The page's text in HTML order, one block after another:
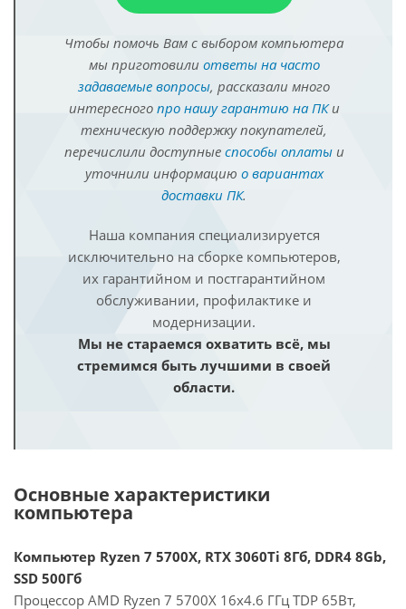
Чтобы помочь Вам с выбором компьютера
мы приготовили ответы на часто
задаваемые вопросы, рассказали много
интересного про нашу гарантию на ПКи
техническую поддержку покупателей,
перечислили доступные способы оплатыи
уточнили информацию о вариантах
доставки ПК.
Наша компания специализируется
исключительно на сборке компьютеров,
их гарантийном и постгарантийном
обслуживании, профилактике и
модернизации.
Мы не стараемся охватить всё, мы
стремимся быть лучшими в своей
области.
Основные характеристики
компьютера
Компьютер Ryzen 7 5700X, RTX 3060Ti 8Гб, DDR4 8Gb,
SSD 500Гб
Процессор AMD Ryzen 7 5700X 16x4.6 ГГц TDP 65Вт,